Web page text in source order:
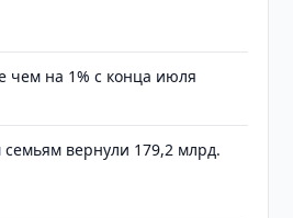
чем на 1% с конца июля
вернули 179,2 млрд.